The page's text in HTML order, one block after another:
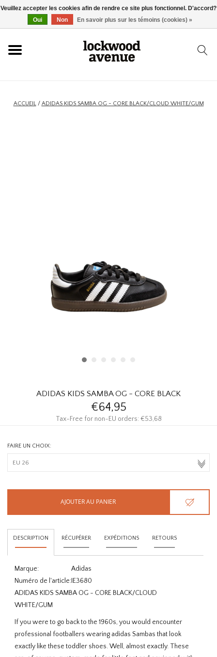
ACCUEIL
NOUVEAU
ACCUEIL/ ADIDAS KIDS SAMBA OG - CORE BLACK/CLOUD WHITE/GUM
ADIDAS KIDS SAMBA OG - CORE BLACK
€64,95
Tax-Free for non-EU orders: €53,68
FAIRE UN CHOIX:
AJOUTER AU PANIER
DESCRIPTION RÉCUPÉRER EXPÉDITIONS RETOURS
Marque:
Adidas
Numéro de l'article:IE3680
ADIDAS KIDS SAMBA OG - CORE BLACK/CLOUD
WHITE/GUM
If you were to go back to the 1960s, you would encounter
professional footballers wearing adidas Sambas that look
exactly like these toddler shoes. Well, almost exactly. These
Veuillez accepter les cookies afin de rendre ce site plus fonctionnel. D'accord?
Oui
Non En savoir plus sur les témoins (cookies) »